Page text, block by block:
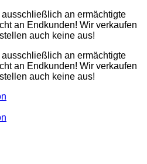
an ermächtigte
an Endkunden! Wir verkaufen
auch keine aus!
an ermächtigte
an Endkunden! Wir verkaufen
auch keine aus!